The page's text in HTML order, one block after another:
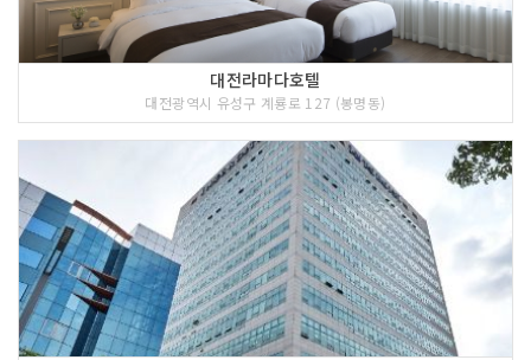
대전라마다호텔
대전광역시 유성구 계룡로 127 (봉명동)